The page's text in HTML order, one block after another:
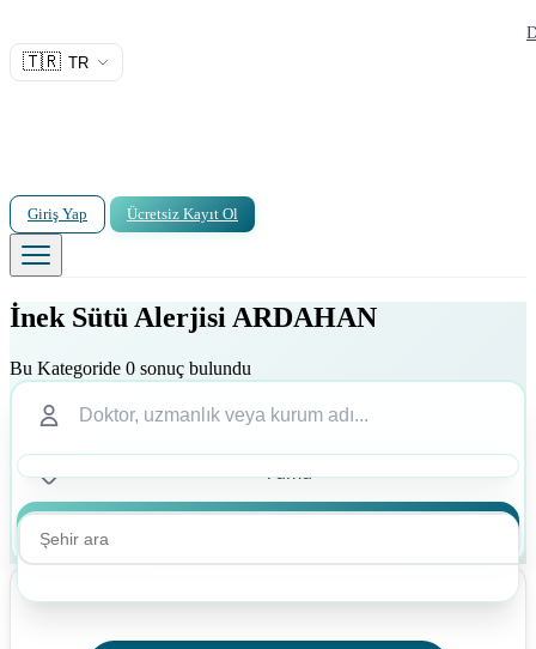
🇹🇷 TR
Giriş Yap Ücretsiz Kayıt Ol
İnek Sütü Alerjisi ARDAHAN
Bu Kategoride 0 sonuç bulundu